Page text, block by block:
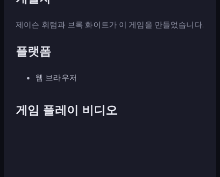
제이슨 휘텀과 브록 화이트가 이 게임을 만들었습니다.
플랫폼
웹 브라우저
게임 플레이 비디오